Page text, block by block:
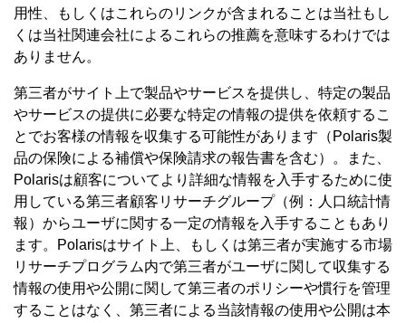
用性、もしくはこれらのリンクが含まれることは当社もし
くは当社関連会社によるこれらの推薦を意味するわけでは
ありません。
第三者がサイト上で製品やサービスを提供し、特定の製品
やサービスの提供に必要な特定の情報の提供を依頼するこ
とでお客様の情報を収集する可能性があります（Polaris製
品の保険による補償や保険請求の報告書を含む）。また、
Polarisは顧客についてより詳細な情報を入手するために使
用している第三者顧客リサーチグループ（例：人口統計情
報）からユーザに関する一定の情報を入手することもあり
ます。Polarisはサイト上、もしくは第三者が実施する市場
リサーチプログラム内で第三者がユーザに関して収集する
情報の使用や公開に関して第三者のポリシーや慣行を管理
することはなく、第三者による当該情報の使用や公開は本